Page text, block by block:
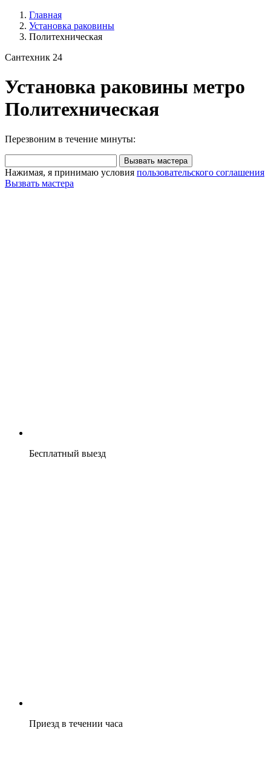
Главная
Установка раковины
Политехническая
Сантехник 24
Установка раковины метро
Политехническая
Перезвоним в течение минуты:
Вызвать мастера
Нажимая, я принимаю условия пользовательского соглашения
Вызвать мастера
Бесплатный выезд
Приезд в течении часа